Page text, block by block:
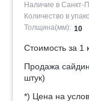
Наличие в Санкт-
Количество в
Толщина(мм): 10
Стоимость за 1
Продажа
штук)
*) Цена на